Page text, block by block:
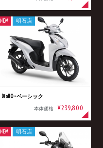
Dio110･ベーシック
本体価格 ¥239,800
NEW 明石店
NEW 明石店